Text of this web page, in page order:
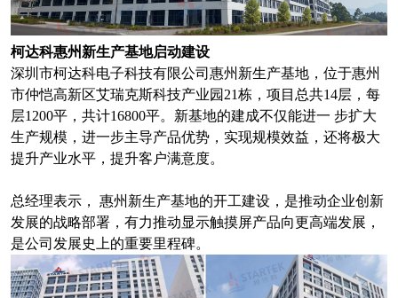
柯达科惠州新生产基地启动建设
深圳市柯达科电子科技有限公司惠州新生产基地，位于惠州
市仲恺高新区艾瑞克斯科技产业园21栋，项目总共14层，每
层1200平，共计16800平。新基地的建成不仅能进一 步扩大
生产规模，进一步主导产品优势，实现规模效益，还将极大
提升产业水平，提升客户满意度。
总经理表示， 惠州新生产基地的开工建设，是推动企业创新
发展的战略部署，有力推动显示触摸屏产品向更高端发展，
是公司发展史上的重要里程碑。